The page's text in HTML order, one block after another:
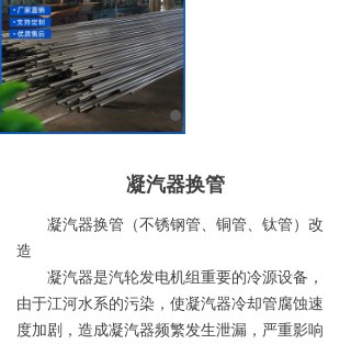
凝汽器换管（不锈钢管、铜管、钛管）改
造
凝汽器是汽轮发电机组重要的冷源设备，
由于江河水系的污染，使凝汽器冷却管腐蚀速
度加剧，造成凝汽器频繁发生泄漏，严重影响
凝汽器换管